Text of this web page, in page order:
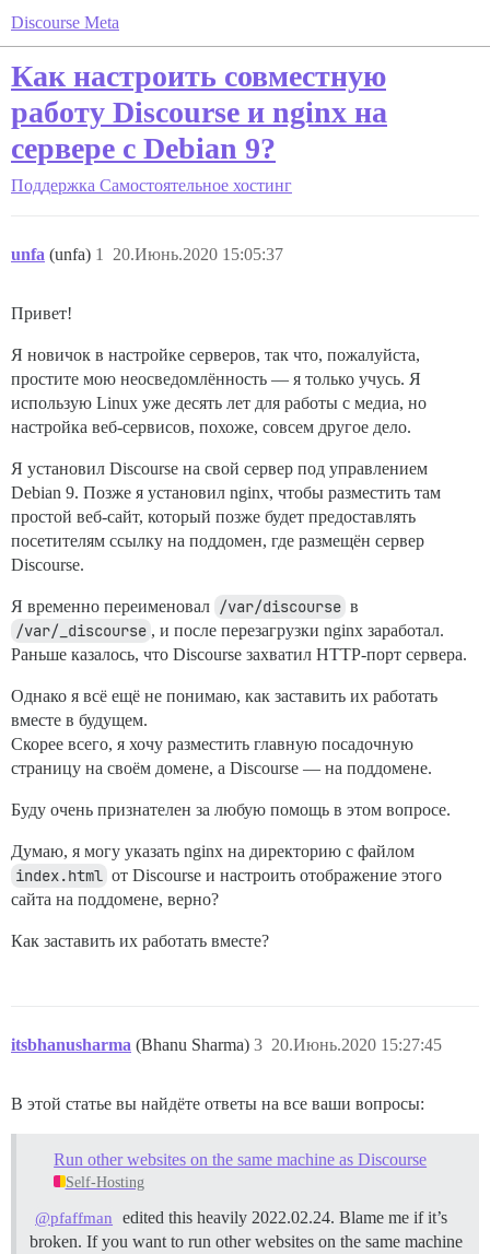
Discourse Meta
Как настроить совместную
работу Discourse и nginx на
сервере с Debian 9?
Поддержка Самостоятельное хостинг
unfa (unfa) 20.Июнь.2020 15:05:37
1
Привет!
Я новичок в настройке серверов, так что, пожалуйста,
простите мою неосведомлённость — я только учусь. Я
использую Linux уже десять лет для работы с медиа, но
настройка веб-сервисов, похоже, совсем другое дело.
Я установил Discourse на свой сервер под управлением
Debian 9. Позже я установил nginx, чтобы разместить там
простой веб-сайт, который позже будет предоставлять
посетителям ссылку на поддомен, где размещён сервер
Discourse.
Я временно переименовал /var/discourse в
/var/_discourse , и после перезагрузки nginx заработал.
Раньше казалось, что Discourse захватил HTTP-порт сервера.
Однако я всё ещё не понимаю, как заставить их работать
вместе в будущем.
Скорее всего, я хочу разместить главную посадочную
страницу на своём домене, а Discourse — на поддомене.
Буду очень признателен за любую помощь в этом вопросе.
Думаю, я могу указать nginx на директорию с файлом
index.html от Discourse и настроить отображение этого
сайта на поддомене, верно?
Как заставить их работать вместе?
itsbhanusharma (Bhanu Sharma) 20.Июнь.2020 15:27:45
3
В этой статье вы найдёте ответы на все ваши вопросы:
Run other websites on the same machine as Discourse
Self-Hosting
@pfaffman
edited this heavily 2022.02.24. Blame me if it’s
broken. If you want to run other websites on the same machine